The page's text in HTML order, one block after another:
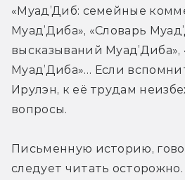
«Муад’Диб: семейные
Муад’Диба», «Словарь
высказываний
Муад’Диба»… Если
Ирулэн, к её трудам
вопросы.
Письменную историю,
следует читать